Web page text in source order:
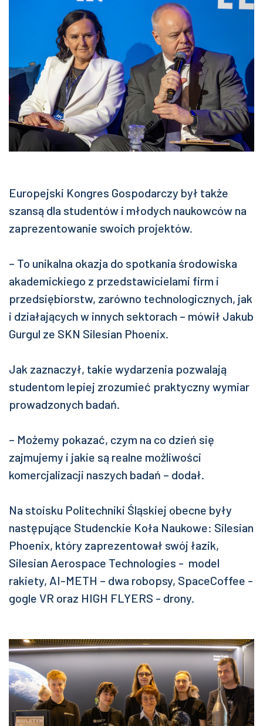
Europejski Kongres Gospodarczy był także
szansą dla studentów i młodych naukowców na
zaprezentowanie swoich projektów.
– To unikalna okazja do spotkania środowiska
akademickiego z przedstawicielami firm i
przedsiębiorstw, zarówno technologicznych, jak
i działających w innych sektorach – mówił Jakub
Gurgul ze SKN Silesian Phoenix.
Jak zaznaczył, takie wydarzenia pozwalają
studentom lepiej zrozumieć praktyczny wymiar
prowadzonych badań.
– Możemy pokazać, czym na co dzień się
zajmujemy i jakie są realne możliwości
komercjalizacji naszych badań – dodał.
Na stoisku Politechniki Śląskiej obecne były
następujące Studenckie Koła Naukowe: Silesian
Phoenix, który zaprezentował swój łazik,
Silesian Aerospace Technologies - model
rakiety, AI-METH – dwa robopsy, SpaceCoffee -
gogle VR oraz HIGH FLYERS - drony.